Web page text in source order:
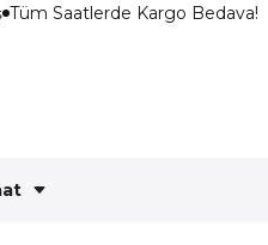
Tüm Saatlerde Kargo Bedava!